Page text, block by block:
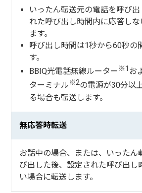
いったん転送元の電話を呼び
れた呼び出し時間内に応答し
ます。
呼び出し時間は1秒から60秒の
す。
BBIQ光電話無線ルーター ※1 お
ターミナル※2の電源が30分以
る場合も転送します。
無応答時転送
お話中の場合、または、いったん
び出した後、設定された呼び出し
い場合に転送します。